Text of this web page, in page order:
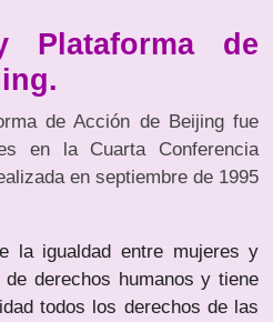
Plataforma de
de Acción de Beijing fue
en la Cuarta Conferencia
en septiembre de 1995
la igualdad entre mujeres y
derechos humanos y tiene
todos los derechos de las